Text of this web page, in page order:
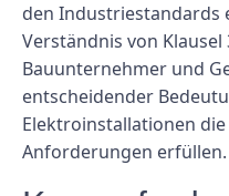
den Industriestandards
Verständnis von
Bauunternehmer und
entscheidender
Elektroinstallationen
Anforderungen erfüllen.